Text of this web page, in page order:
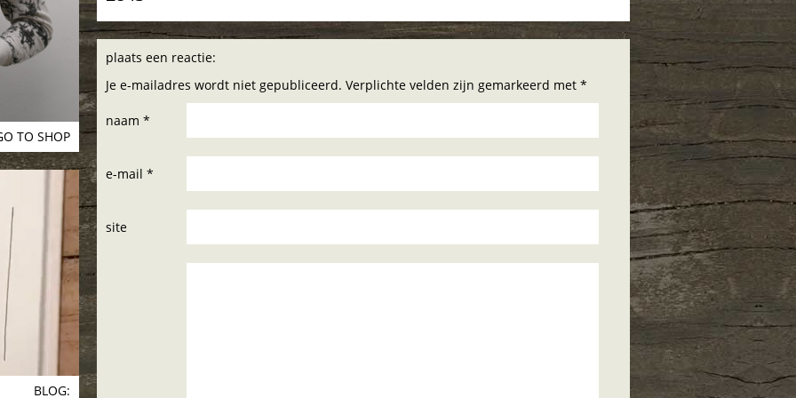
TO SHOP
BLOG:
plaats een reactie:
Je e-mailadres wordt niet gepubliceerd. Verplichte velden zijn gemarkeerd met *
naam *
e-mail *
site